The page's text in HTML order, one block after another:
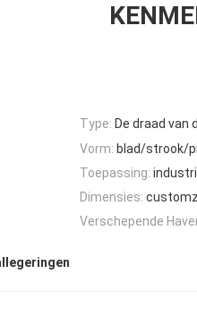
Type: De draad van
Vorm: blad/strook/
Toepassing:
Dimensies:
Verschepende